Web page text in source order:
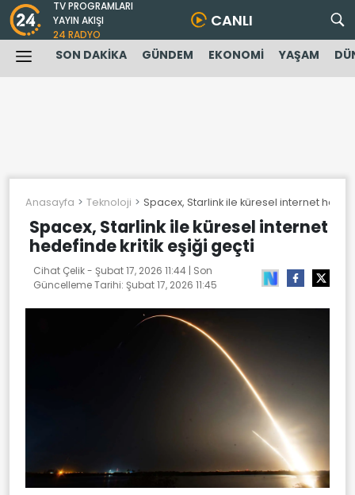
TV PROGRAMLARI
YAYIN AKIŞI
24 RADYO
CANLI
SON DAKİKA GÜNDEM EKONOMİ YAŞAM
Anasayfa Teknoloji Spacex, Starlink ile küresel internet
Spacex, Starlink ile küresel internet
hedefinde kritik eşiği geçti
Cihat Çelik - Şubat 17, 2026 11:44 | Son
Güncelleme Tarihi: Şubat 17, 2026 11:45